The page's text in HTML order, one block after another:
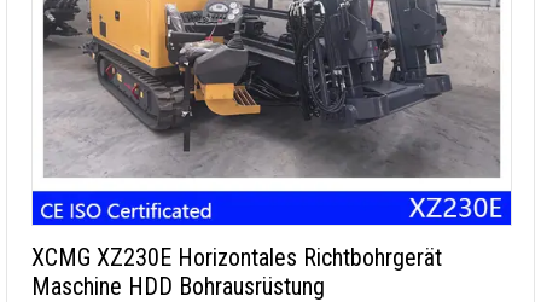
XCMG XZ230E Horizontales Richtbohrgerät
Maschine HDD Bohrausrüstung